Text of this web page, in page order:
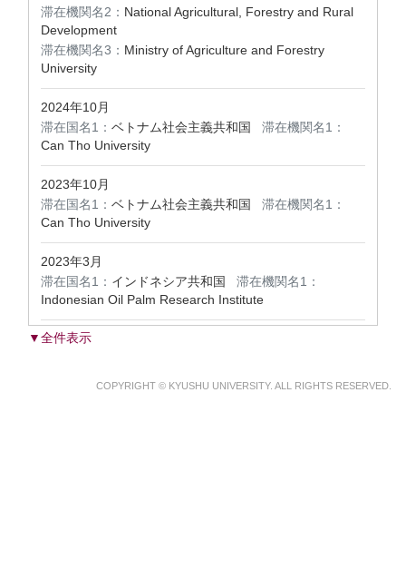
滞在機関名2： National Agricultural, Forestry and Rural
Development
滞在機関名3： Ministry of Agriculture and Forestry
University
2024年10月
滞在国名1： ベトナム社会主義共和国 滞在機関名1：
Can Tho University
2023年10月
滞在国名1： ベトナム社会主義共和国 滞在機関名1：
Can Tho University
2023年3月
滞在国名1： インドネシア共和国 滞在機関名1：
Indonesian Oil Palm Research Institute
▼全件表示
COPYRIGHT © KYUSHU UNIVERSITY. ALL RIGHTS RESERVED.